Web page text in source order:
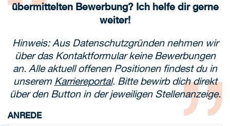
übermittelten Bewerbung? Ich helfe dir gerne
weiter!
Hinweis: Aus Datenschutzgründen nehmen wir
über das Kontaktformular keine Bewerbungen
an. Alle aktuell offenen Positionen findest du in
unserem Karriereportal. Bitte bewirb dich direkt
über den Button in der jeweiligen Stellenanzeige.
ANREDE